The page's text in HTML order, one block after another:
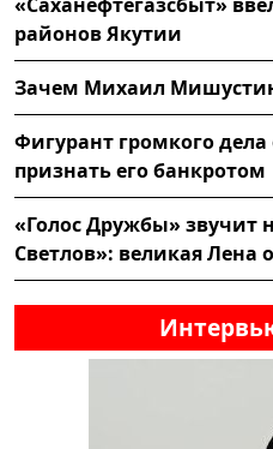
районов Якутии
Зачем Михаил Мишустин
Фигурант громкого
признать его банкротом
«Голос Дружбы» звучит
Светлов»: великая Лена